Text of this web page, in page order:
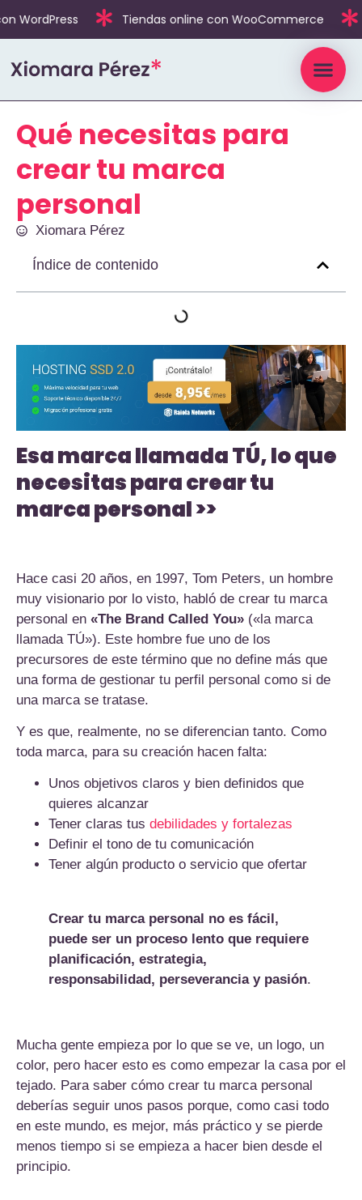
WordPress Tiendas online con WooCommerce
Qué necesitas para
crear tu marca
personal
Xiomara Pérez
Índice de contenido
Esa marca llamada TÚ, lo que
necesitas para crear tu
marca personal >>
Hace casi 20 años, en 1997, Tom Peters, un hombre
muy visionario por lo visto, habló de crear tu marca
personal en «The Brand Called You» («la marca
llamada TÚ»). Este hombre fue uno de los
precursores de este término que no define más que
una forma de gestionar tu perfil personal como si de
una marca se tratase.
Y es que, realmente, no se diferencian tanto. Como
toda marca, para su creación hacen falta:
Unos objetivos claros y bien definidos que
quieres alcanzar
Tener claras tus debilidades y fortalezas
Definir el tono de tu comunicación
Tener algún producto o servicio que ofertar
Crear tu marca personal no es fácil,
puede ser un proceso lento que requiere
planificación, estrategia,
responsabilidad, perseverancia y pasión.
Mucha gente empieza por lo que se ve, un logo, un
color, pero hacer esto es como empezar la casa por el
tejado. Para saber cómo crear tu marca personal
deberías seguir unos pasos porque, como casi todo
en este mundo, es mejor, más práctico y se pierde
menos tiempo si se empieza a hacer bien desde el
principio.